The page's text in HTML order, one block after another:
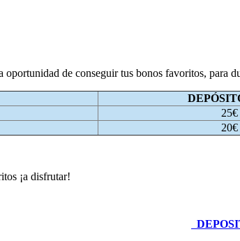
oportunidad de conseguir tus bonos favoritos, para
25€
20€
¡a disfrutar!